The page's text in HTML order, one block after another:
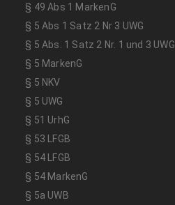
§ 49 Abs 1 MarkenG
§ 5 Abs 1 Satz 2 Nr 3 UWG
§ 5 Abs. 1 Satz 2 Nr. 1 und 3 UWG
§ 5 MarkenG
§ 5 NKV
§ 5 UWG
§ 51 UrhG
§ 53 LFGB
§ 54 LFGB
§ 54 MarkenG
§ 5a UWB